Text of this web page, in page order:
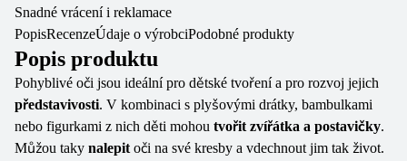
Snadné vrácení i reklamace
PopisRecenzeÚdaje o výrobciPodobné produkty
Popis produktu
Pohyblivé oči jsou ideální pro dětské tvoření a pro rozvoj jejich
představivosti. V kombinaci s plyšovými drátky, bambulkami
nebo figurkami z nich děti mohou tvořit zvířátka a postavičky.
Můžou taky nalepit oči na své kresby a vdechnout jim tak život.